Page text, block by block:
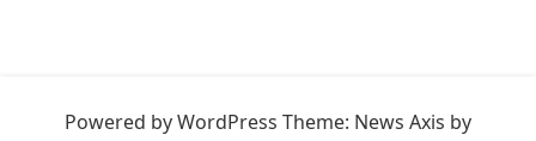
Powered by WordPress Theme: News Axis by